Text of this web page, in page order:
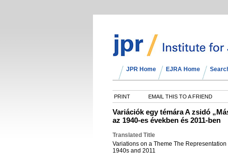
JPR Home EJRA Home
PRINT EMAIL THIS TO A FRIEND
Variációk egy témára A zsidó
az 1940-es években és 2011-ben
Translated Title
Variations on a Theme The
1940s and 2011